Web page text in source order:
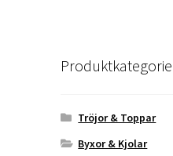
Tröjor & Toppar
Byxor & Kjolar